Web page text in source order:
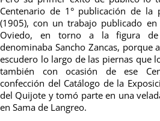
Centenario de 1° publicación de
(1905), con un trabajo publicado
Oviedo, en torno a la figura de
denominaba Sancho Zancas, porque
escudero lo largo de las piernas que
también con ocasión de ese
confección del Catálogo de la
del Quijote y tomó parte en una
en Sama de Langreo.